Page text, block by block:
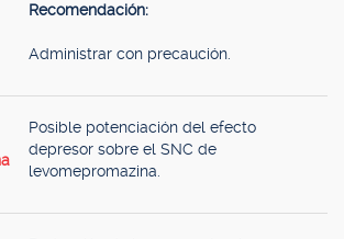
Recomendación:
Administrar con precaución.
Posible potenciación del efecto
depresor sobre el SNC de
levomepromazina.